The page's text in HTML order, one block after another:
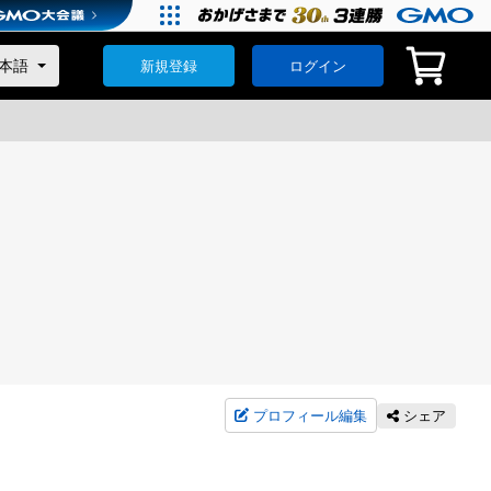
新規登録 ログイン
プロフィール編集 シェア